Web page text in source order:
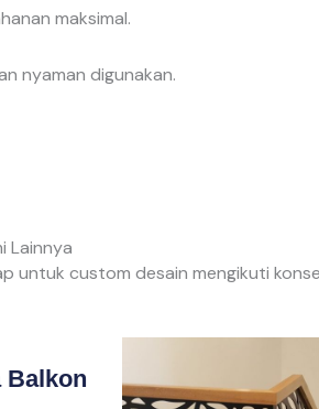
maksimal.
nyaman digunakan.
Lainnya
untuk custom desain mengikuti
Balkon